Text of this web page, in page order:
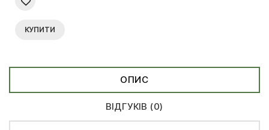
КУПИТИ
ОПИС
ВІДГУКІВ (0)